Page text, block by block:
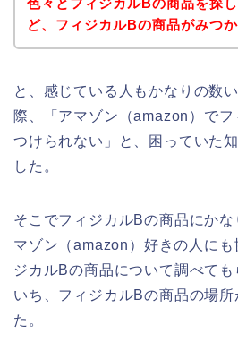
色々とフィジカルBの商品を探
ど、フィジカルBの商品がみつか
と、感じている人もかなりの数
際、「アマゾン（amazon）で
つけられない」と、困っていた
した。
そこでフィジカルBの商品にか
マゾン（amazon）好きの人にも
ジカルBの商品について調べて
いち、フィジカルBの商品の場
た。